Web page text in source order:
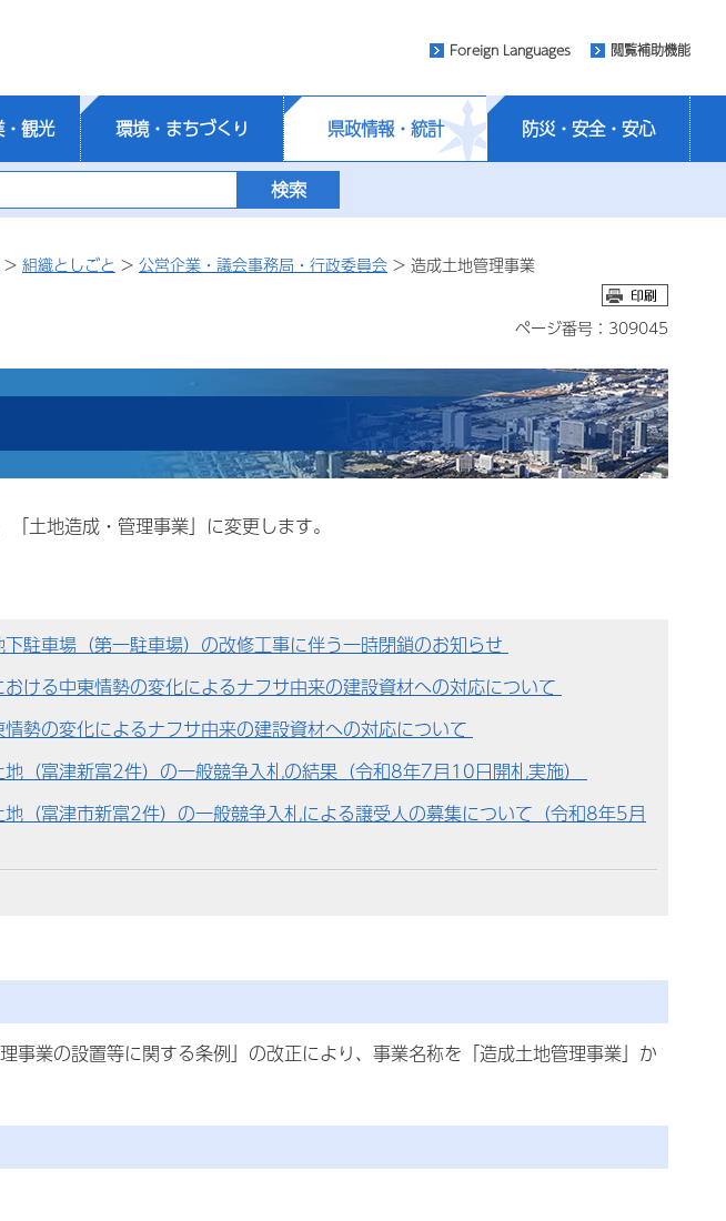
Foreign Languages 閲覧補助機能
観光 環境・まちづくり 県政情報・統計 防災・安全・安心
> 組織としごと > 公営企業・議会事務局・行政委員会 > 造成土地管理事業
ページ番号：309045
土地造成・管理事業」に変更します。
駐車場（第一駐車場）の改修工事に伴う一時閉鎖のお知らせ
ける中東情勢の変化によるナフサ由来の建設資材への対応について
勢の変化によるナフサ由来の建設資材への対応について
（富津新富2件）の一般競争入札の結果（令和8年7月10日開札実施）
（富津市新富2件）の一般競争入札による譲受人の募集について（令和8年5月
業の設置等に関する条例」の改正により、事業名称を「造成土地管理事業」か